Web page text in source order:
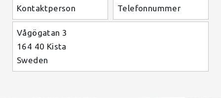
Kontaktperson Telefonnummer
Vågögatan 3
164 40 Kista
Sweden